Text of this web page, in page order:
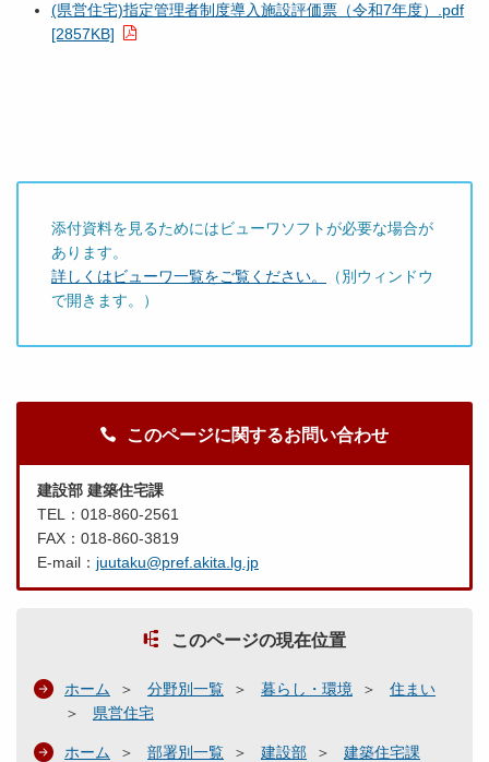
(県営住宅)指定管理者制度導入施設評価票（令和7年度）.pdf
[2857KB]
添付資料を見るためにはビューワソフトが必要な場合が
あります。
詳しくはビューワ一覧をご覧ください。
（別ウィンドウ
で開きます。）
このページに関するお問い合わせ
建設部 建築住宅課
TEL：018-860-2561
FAX：018-860-3819
E-mail： juutaku@pref.akita.lg.jp
このページの現在位置
ホーム 分野別一覧 暮らし・環境
住まい
県営住宅
ホーム 部署別一覧 建設部
建築住宅課